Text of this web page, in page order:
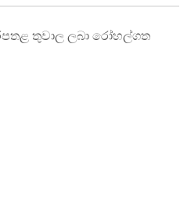
තුවාල ලබා රෝහල්ගත